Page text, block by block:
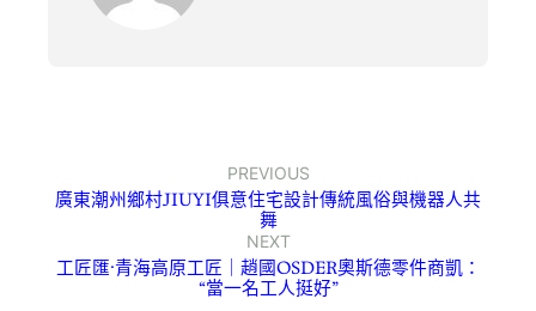
PREVIOUS
廣東潮州鄉村JIUYI俱意住宅設計傳統風俗與機器人共
舞
NEXT
工匠匯·青海高原工匠｜趙國OSDER奧斯德零件商凱：
“當一名工人挺好”